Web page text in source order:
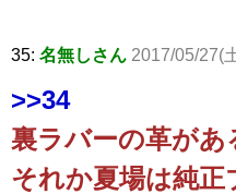
35: 名無しさん 2017/05/27(
>>34
裏ラバーの革があ
それか夏場は純正